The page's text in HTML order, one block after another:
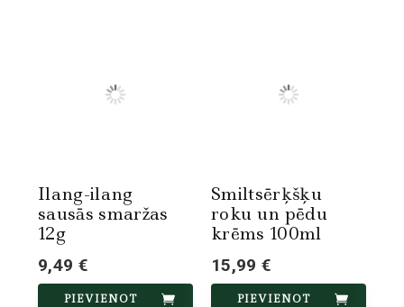
Ilang-ilang
sausās smaržas
12g
9,49 €
PIEVIENOT
Smiltsērķšķu
roku un pēdu
krēms 100ml
15,99 €
PIEVIENOT